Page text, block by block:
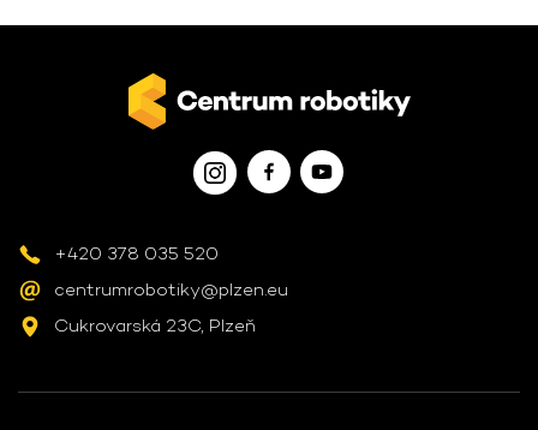
+420 378 035 520
centrumrobotiky@plzen.eu
Cukrovarská 23C, Plzeň